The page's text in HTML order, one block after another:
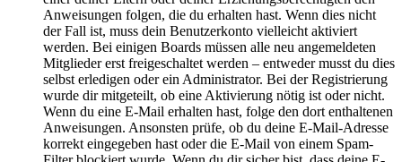
Anweisungen folgen, die du erhalten hast. Wenn dies nicht
der Fall ist, muss dein Benutzerkonto vielleicht aktiviert
werden. Bei einigen Boards müssen alle neu angemeldeten
Mitglieder erst freigeschaltet werden – entweder musst du dies
selbst erledigen oder ein Administrator. Bei der Registrierung
wurde dir mitgeteilt, ob eine Aktivierung nötig ist oder nicht.
Wenn du eine E-Mail erhalten hast, folge den dort enthaltenen
Anweisungen. Ansonsten prüfe, ob du deine E-Mail-Adresse
korrekt eingegeben hast oder die E-Mail von einem Spam-